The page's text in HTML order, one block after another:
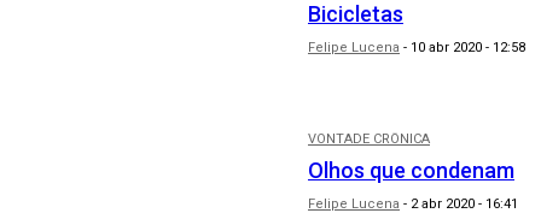
Bicicletas
Felipe Lucena - 10 abr 2020 - 12:58
VONTADE CRÔNICA
Olhos que condenam
Felipe Lucena - 2 abr 2020 - 16:41